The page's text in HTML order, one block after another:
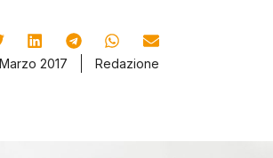
2017
Redazione